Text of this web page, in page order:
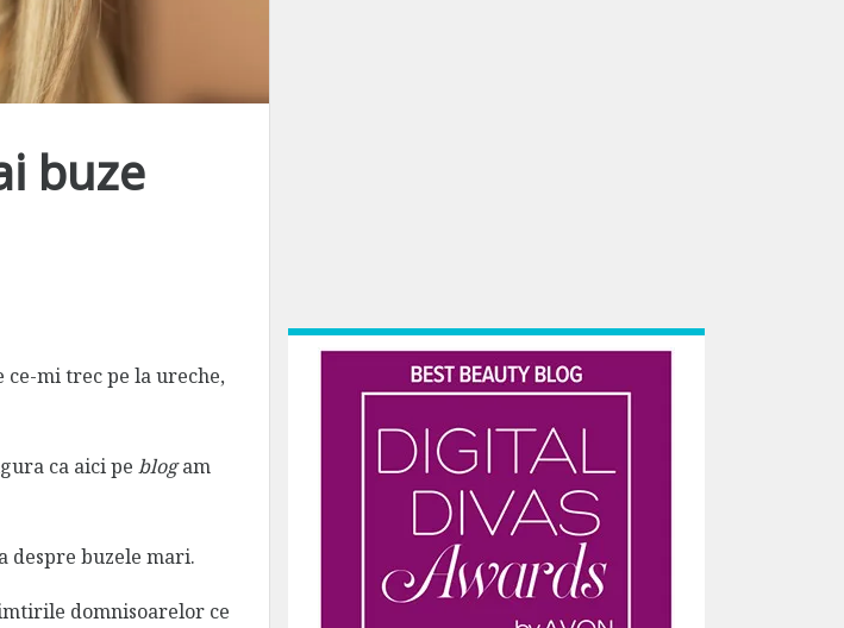
buze
mi trec pe la ureche,
ca aici pe blogam
despre buzele mari.
domnisoarelor ce